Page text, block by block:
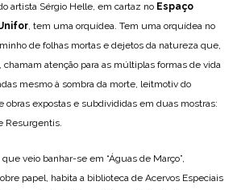
artista Sérgio Helle, em cartaz no Espaço
, tem uma orquídea. Tem uma orquídea no
de folhas mortas e dejetos da natureza que,
chamam atenção para as múltiplas formas de vida
mesmo à sombra da morte, leitmotiv do
obras expostas e subdivididas em duas mostras:
Resurgentis.
veio banhar-se em “Águas de Março”,
papel, habita a biblioteca de Acervos Especiais